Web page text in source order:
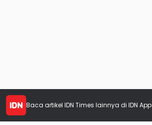
Baca artikel IDN Times lainnya di IDN App